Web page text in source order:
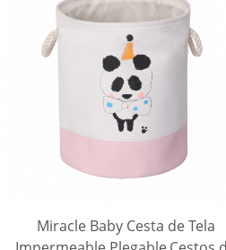
Miracle Baby Cesta de Tela